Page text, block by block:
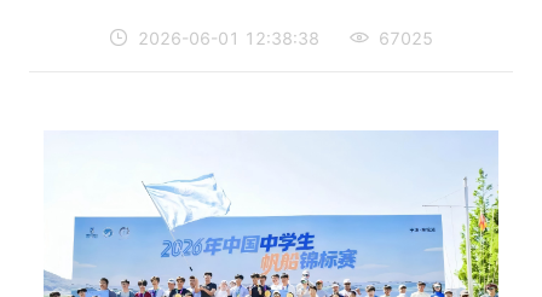
 2026-06-01 12:38:38  67025